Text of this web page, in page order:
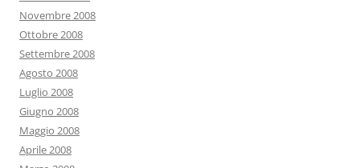
Novembre 2008
Ottobre 2008
Settembre 2008
Agosto 2008
Luglio 2008
Giugno 2008
Maggio 2008
Aprile 2008